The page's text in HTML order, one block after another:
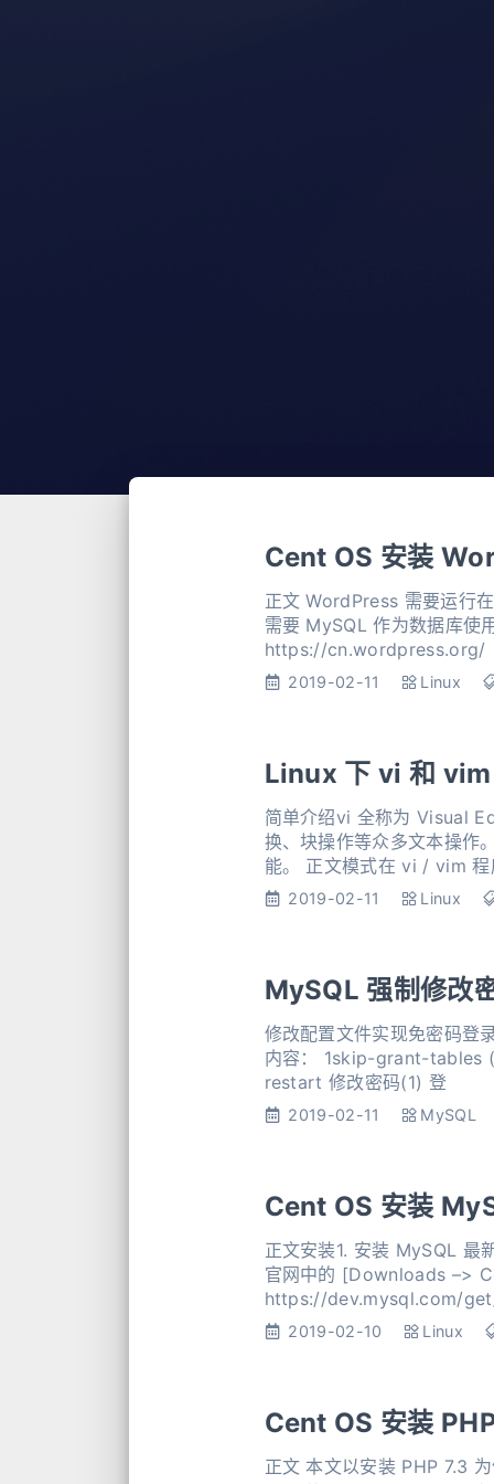
Cent OS 安装
正文 WordPress 需要运行
需要 MySQL 作为数据库使用，所以也需要安装
https://cn.wordpress.org/
2019-02-11 Linux
Linux 下 vi 和 vim
简单介绍vi 全称为 Visual
换、块操作等众多文本操作
2019-02-11 Linux
MySQL 强制修改
修改配置文件实现免密码登录(1) 编辑 /
内容： 1skip-grant-tables (3) 重新启动 mysqld 服务： 1systemctl restart mysqld.service 或者 service mysqld
restart 修改密码(1) 登
2019-02-11 MySQL
Cent OS 安装
正文安装1. 安装 MySQL 最新的 yum 源 下方命令中的链接为 MySQL 官方提供
官网中的 [Downloads –> Community –> MySQL Yum Repository] 下找到当前最新的版本 1yum localinstall
https://dev.mysql.com/
2019-02-10 Linux
Cent OS 安装
正文 本文以安装 PHP 7.3 为例 安装源1. 安装 EPEL 源 1yum install epel-release 2. 安装 Remi 源